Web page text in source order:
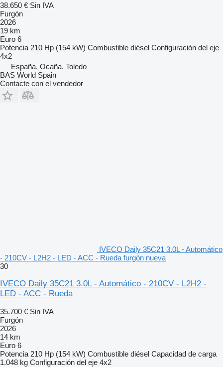
38.650 € Sin IVA
Furgón
2026
19 km
Euro 6
Potencia 210 Hp (154 kW) Combustible diésel Configuración del eje
4x2
España, Ocaña, Toledo
BAS World Spain
Contacte con el vendedor
IVECO Daily 35C21 3.0L - Automático
- 210CV - L2H2 - LED - ACC - Rueda furgón nueva
30
IVECO Daily 35C21 3.0L - Automático - 210CV - L2H2 -
LED - ACC - Rueda
35.700 € Sin IVA
Furgón
2026
14 km
Euro 6
Potencia 210 Hp (154 kW) Combustible diésel Capacidad de carga
1.048 kg Configuración del eje 4x2